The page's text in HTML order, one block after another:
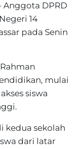
Anggota DPRD
14
pada Senin
mulai
siswa
kedua sekolah
dari latar